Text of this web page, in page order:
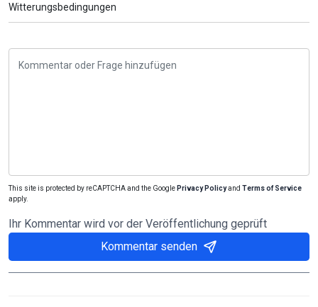
Witterungsbedingungen
This site is protected by reCAPTCHA and the Google Privacy Policyand Terms of Service
apply.
Ihr Kommentar wird vor der Veröffentlichung geprüft
Kommentar senden